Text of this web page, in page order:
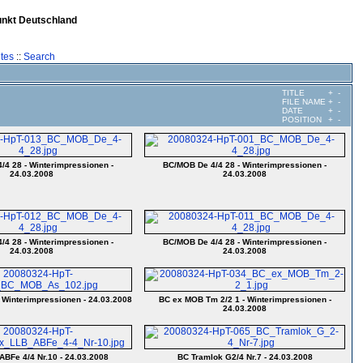
Deutschland
:: Search
TITLE + -
FILE NAME + -
DATE
+ -
POSITION
+ -
4 28 - Winterimpressionen -
24.03.2008
BC/MOB De 4/4 28 - Winterimpressionen -
24.03.2008
4 28 - Winterimpressionen -
24.03.2008
BC/MOB De 4/4 28 - Winterimpressionen -
24.03.2008
Winterimpressionen - 24.03.2008
BC ex MOB Tm 2/2 1 - Winterimpressionen -
24.03.2008
4/4 Nr.10 - 24.03.2008 BC Tramlok G2/4 Nr.7 - 24.03.2008